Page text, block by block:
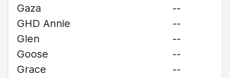
Gaza
--
GHD Annie
--
Glen
--
Goose
--
Grace
--